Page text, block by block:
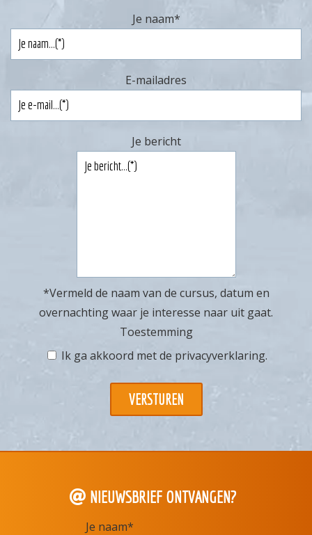
Je naam*
E-mailadres
Je bericht
*Vermeld de naam van de cursus, datum en
overnachting waar je interesse naar uit gaat.
Toestemming
Ik ga akkoord met de privacyverklaring.
NIEUWSBRIEF ONTVANGEN?
Je naam*